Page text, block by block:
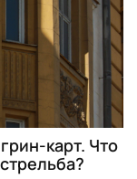
карт. Что